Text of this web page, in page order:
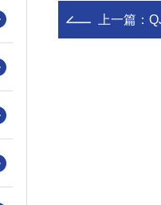
上一篇：